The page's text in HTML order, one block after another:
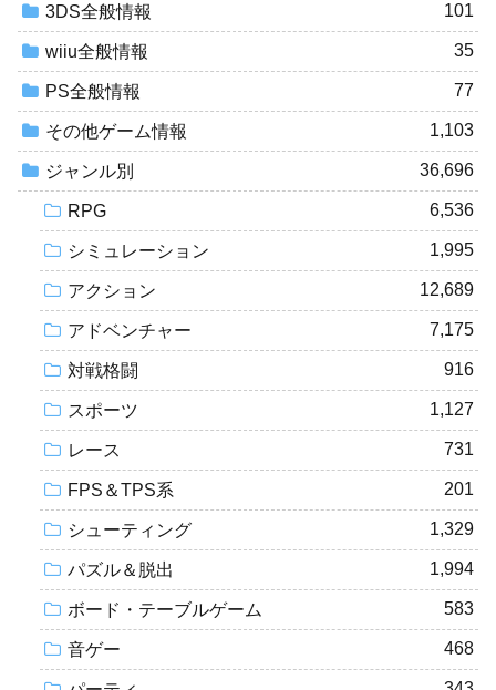
3DS全般情報 101
wiiu全般情報 35
PS全般情報 77
その他ゲーム情報 1,103
ジャンル別 36,696
RPG 6,536
シミュレーション 1,995
アクション 12,689
アドベンチャー 7,175
対戦格闘 916
スポーツ 1,127
レース 731
FPS＆TPS系 201
シューティング 1,329
パズル＆脱出 1,994
ボード・テーブルゲーム 583
音ゲー 468